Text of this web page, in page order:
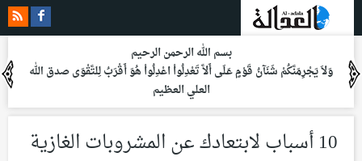
بسم الله الرحمن الرحيم
وَلاَ يَجْرِمَنَّكُمْ شَنَآنُ قَوْمٍ عَلَى أَلاَّ تَعْدِلُواْ اعْدِلُواْ هُوَ أَقْرَبُ لِلتَّقْوَىصدق الله
العلي العظيم
10 أسباب لابتعادك عن المشروبات الغازية